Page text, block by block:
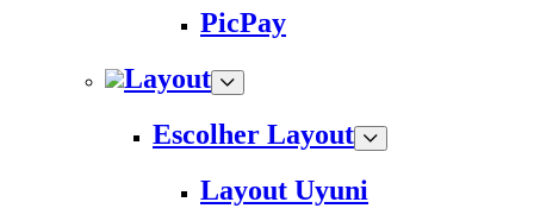
PicPay
Layout
Escolher Layout
Layout Uyuni